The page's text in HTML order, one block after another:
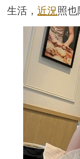
生活，近況照也